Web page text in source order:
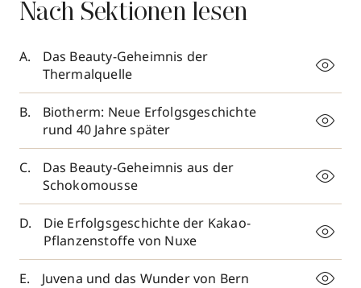
Nach Sektionen lesen
Das Beauty-Geheimnis der
Thermalquelle
Biotherm: Neue Erfolgsgeschichte
rund 40 Jahre später
Das Beauty-Geheimnis aus der
Schokomousse
Die Erfolgsgeschichte der Kakao-
Pflanzenstoffe von Nuxe
Juvena und das Wunder von Bern